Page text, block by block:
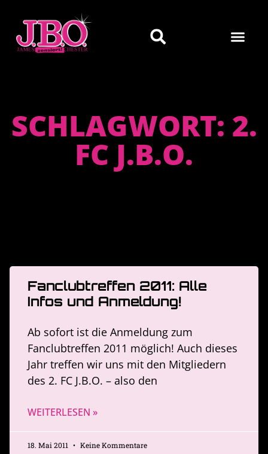
SCHLAGWORT: 2.
FC J.B.O.
Fanclubtreffen 2011: Alle
Infos und Anmeldung!
Ab sofort ist die Anmeldung zum
Fanclubtreffen 2011 möglich! Auch dieses
Jahr treffen wir uns mit den Mitgliedern
des 2. FC J.B.O. – also den
WEITERLESEN »
18. Mai 2011 Keine Kommentare